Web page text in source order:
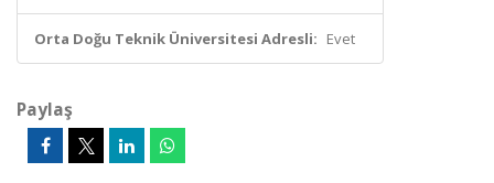
Orta Doğu Teknik Üniversitesi Adresli: Evet
Paylaş